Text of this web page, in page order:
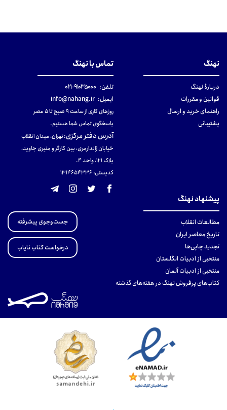
نهنگ
دربارهٔ نهنگ
قوانین و مقررات
راهنمای خرید و ارسال
پشتیبانی
تماس با نهنگ
تلفن: ۹۱۰۳۵۰۰۰-۰۲۱
ایمیل: info@nahang.ir
روزهای کاری از ساعت ۹ صبح تا ۵ عصر
پاسخگوی تماس شما هستیم.
آدرس دفتر مرکزی:تهران، میدان انقلاب
خیابان ژاندارمری، بین کارگر و منیری جاوید،
پلاک 121، واحد ۴.
کدپستی: 131465433۶
پیشنهاد نهنگ
مطالعات انقلاب
تاریخ معاصر ایران
تجدید چاپی‌ها
منتخبی از ادبیات انگلستان
منتخبی از ادبیات آلمان
کتاب‌های پرفروش نهنگ در هفته‌های گذشته
جست‌وجوی پیشرفته
درخواست کتاب نایاب